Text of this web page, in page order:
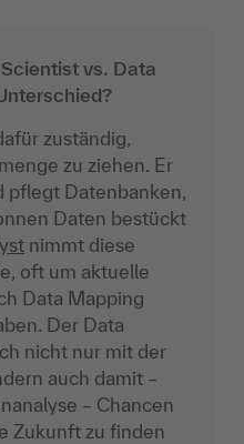
vs. Data
zuständig,
zu ziehen. Er
pflegt Datenbanken,
Daten bestückt
nimmt diese
oft um aktuelle
Data Mapping
Der Data
nicht nur mit der
auch damit –
– Chancen
Zukunft zu finden